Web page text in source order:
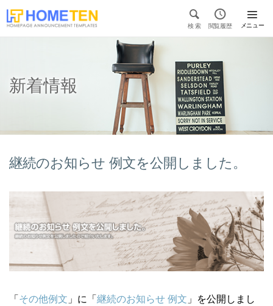

検 索

閲覧履歴 メニュー

新着情報
継続のお知らせ 例文を公開しました。
「その他例文 」に「継続のお知らせ 例文 」を公開しまし